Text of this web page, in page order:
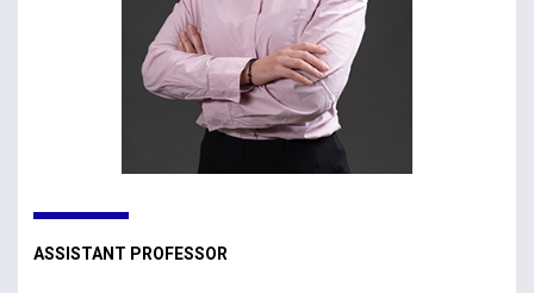
ASSISTANT PROFESSOR